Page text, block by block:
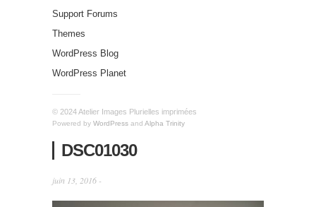
Support Forums
Themes
WordPress Blog
WordPress Planet
© 2024 Atelier Images Plurielles imprimées
Powered by WordPress and Alpha Trinity
DSC01030
juin 13, 2016 -